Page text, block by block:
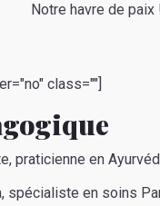
Notre havre de paix
class=""]
praticienne en
spécialiste en soins